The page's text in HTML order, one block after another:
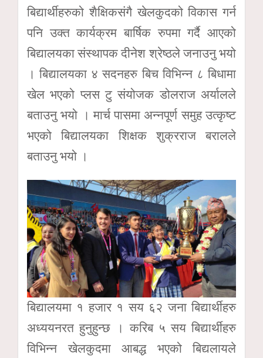
बिद्यार्थीहरुको शैक्षिकसंगै खेलकुदको विकास गर्न
पनि उक्त कार्यक्रम बार्षिक रुपमा गर्दै आएको
बिद्यालयका संस्थापक दीनेश श्रेष्ठले जनाउनु भयो
। बिद्यालयका ४ सदनहरु बिच विभिन्न ८ बिधामा
खेल भएको प्लस टु संयोजक डोलराज अर्यालले
बताउनु भयो । मार्च पासमा अन्नपूर्ण समुह उत्कृष्ट
भएको बिद्यालयका शिक्षक शुक्रराज बरालले
बताउनु भयो ।
बिद्यालयमा १ हजार १ सय ६२ जना बिद्यार्थीहरु
अध्ययनरत हुनुहुन्छ । करिब ५ सय बिद्यार्थीहरु
विभिन्न खेलकुदमा आबद्ध भएको बिद्यलायले